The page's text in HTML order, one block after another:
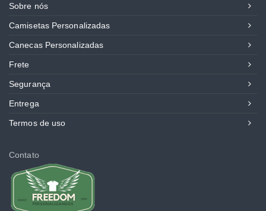
Sobre nós
Camisetas Personalizadas
Canecas Personalizadas
Frete
Segurança
Entrega
Termos de uso
Contato